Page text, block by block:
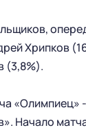
Хрипков
(3,8%).
Начало